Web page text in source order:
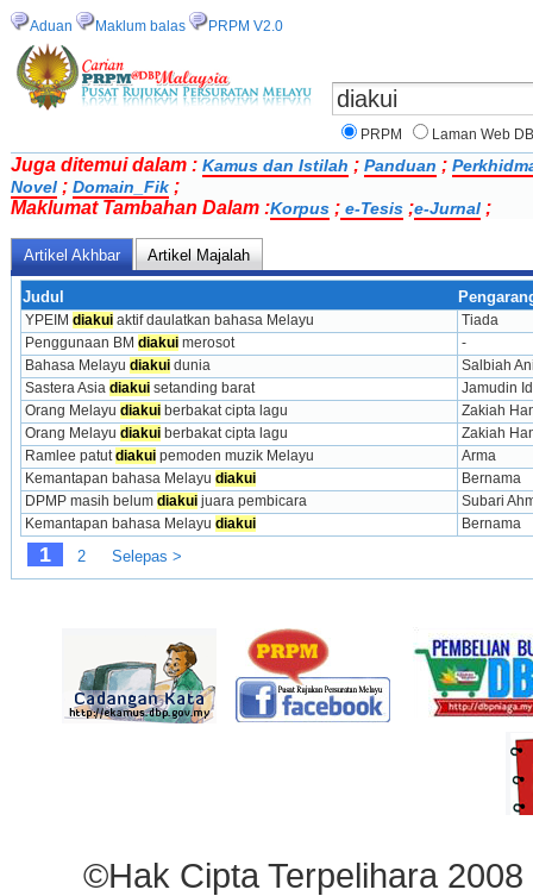
Aduan Maklum balas PRPM V2.0
PRPM Laman Web
Juga ditemui dalam : Kamus dan Istilah ; Panduan ;
Novel ; Domain_Fik ;
Maklumat Tambahan Dalam :Korpus ; e-Tesis ;e-Jurnal ;
Artikel Akhbar Artikel Majalah
Judul
YPEIM diakui aktif daulatkan bahasa Melayu
Tiada
Penggunaan BM diakui merosot
-
Bahasa Melayu diakui dunia
Salbiah
Sastera Asia diakui setanding barat
Jamudin
Orang Melayu diakui berbakat cipta lagu
Zakiah
Orang Melayu diakui berbakat cipta lagu
Zakiah
Ramlee patut diakui pemoden muzik Melayu
Arma
Kemantapan bahasa Melayu diakui
Bernama
DPMP masih belum diakui juara pembicara
Subari
Kemantapan bahasa Melayu diakui Bernama
1 2 Selepas >
©Hak Cipta Terpelihara